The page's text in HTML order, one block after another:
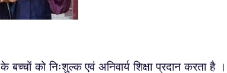
को निःशुल्क एवं अनिवार्य शिक्षा प्रदान करता है ।